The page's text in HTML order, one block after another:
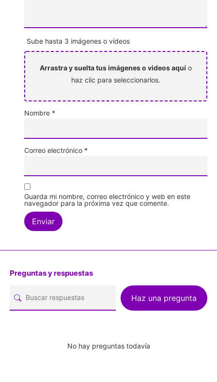
Sube hasta 3 imágenes o vídeos
Arrastra y suelta tus imágenes o videos aquí o
haz clic para seleccionarlos.
Nombre *
Correo electrónico *
Guarda mi nombre, correo electrónico y web en este
navegador para la próxima vez que comente.
Preguntas y respuestas
Haz una pregunta
No hay preguntas todavía